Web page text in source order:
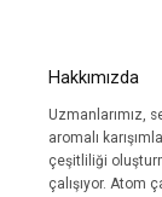
Hakkımızda
Uzmanlarımız,
aromalı
çeşitliliği
çalışıyor. Atom